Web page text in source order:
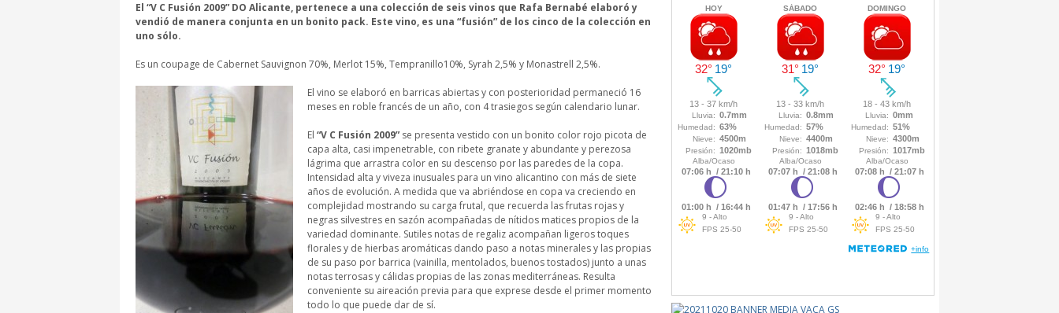
El “V C Fusión 2009” DO Alicante, pertenece a una colección de seis vinos que Rafa Bernabé elaboró y
vendió de manera conjunta en un bonito pack. Este vino, es una “fusión” de los cinco de la colección en
uno sólo.
Es un coupage de Cabernet Sauvignon 70%, Merlot 15%, Tempranillo10%, Syrah 2,5% y Monastrell 2,5%.
El vino se elaboró en barricas abiertas y con posterioridad permaneció 16
meses en roble francés de un año, con 4 trasiegos según calendario lunar.
El “V C Fusión 2009” se presenta vestido con un bonito color rojo picota de
capa alta, casi impenetrable, con ribete granate y abundante y perezosa
lágrima que arrastra color en su descenso por las paredes de la copa.
Intensidad alta y viveza inusuales para un vino alicantino con más de siete
años de evolución. A medida que va abriéndose en copa va creciendo en
complejidad mostrando su carga frutal, que recuerda las frutas rojas y
negras silvestres en sazón acompañadas de nítidos matices propios de la
variedad dominante. Sutiles notas de regaliz acompañan ligeros toques
florales y de hierbas aromáticas dando paso a notas minerales y las propias
de su paso por barrica (vainilla, mentolados, buenos tostados) junto a unas
notas terrosas y cálidas propias de las zonas mediterráneas. Resulta
conveniente su aireación previa para que exprese desde el primer momento
todo lo que puede dar de sí.